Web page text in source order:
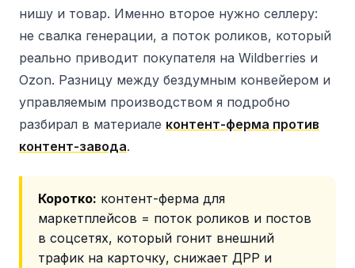
нишу и товар. Именно второе нужно селлеру:
не свалка генерации, а поток роликов, который
реально приводит покупателя на Wildberries и
Ozon. Разницу между бездумным конвейером и
управляемым производством я подробно
разбирал в материале контент-ферма против
контент-завода.
Коротко: контент-ферма для
маркетплейсов = поток роликов и постов
в соцсетях, который гонит внешний
трафик на карточку, снижает ДРР и